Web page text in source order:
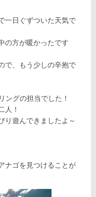
一日ぐずついた天気で
の方が暖かったです
で、もう少しの辛抱で
ングの担当でした！
人！
り遊んできましたよ～
ナゴを見つけることが